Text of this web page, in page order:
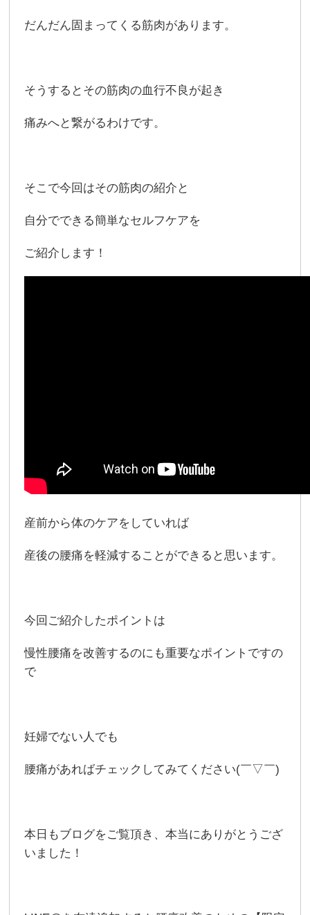
だんだん固まってくる筋肉があります。
そうするとその筋肉の血行不良が起き
痛みへと繋がるわけです。
そこで今回はその筋肉の紹介と
自分でできる簡単なセルフケアを
ご紹介します！
産前から体のケアをしていれば
産後の腰痛を軽減することができると思います。
今回ご紹介したポイントは
慢性腰痛を改善するのにも重要なポイントですの
で
妊婦でない人でも
腰痛があればチェックしてみてください(￣▽￣)
本日もブログをご覧頂き、本当にありがとうござ
いました！